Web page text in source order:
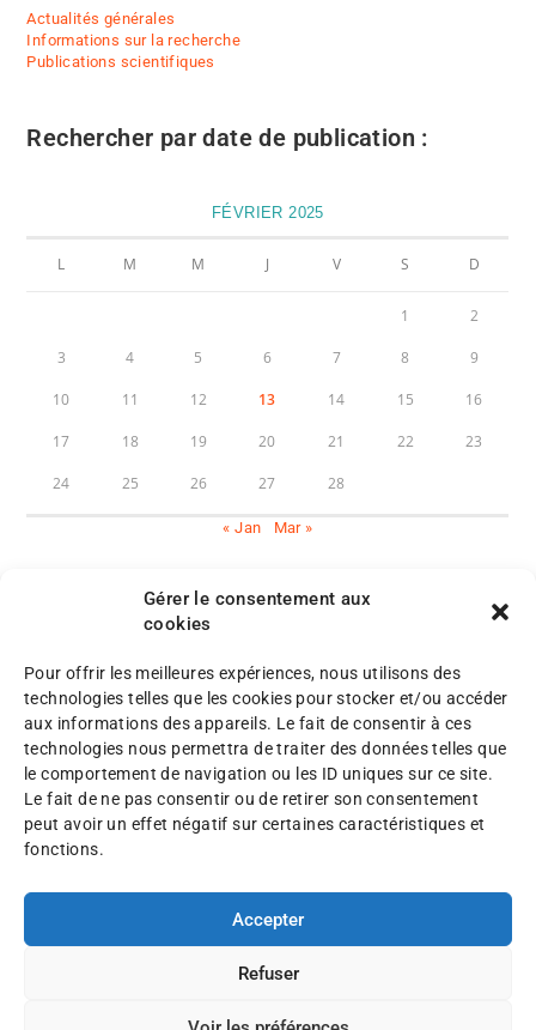
Gérer le consentement aux
cookies
Pour offrir les meilleures expériences, nous utilisons des
technologies telles que les cookies pour stocker et/ou accéder
aux informations des appareils. Le fait de consentir à ces
technologies nous permettra de traiter des données telles que
le comportement de navigation ou les ID uniques sur ce site.
Le fait de ne pas consentir ou de retirer son consentement
peut avoir un effet négatif sur certaines caractéristiques et
fonctions.
Accepter
Refuser
Actualités générales
Informations sur la recherche
Publications scientifiques
Rechercher par date de publication :
FÉVRIER 2025
L M M J V S D
1 2
3 4 5 6 7 8 9
10 11 12 13 14 15 16
17 18 19 20 21 22 23
24 25 26 27 28
« Jan Mar »
©
A
F
A
F
M
e
n
t
i
o
n
s
P
l
a
n
d
s
t